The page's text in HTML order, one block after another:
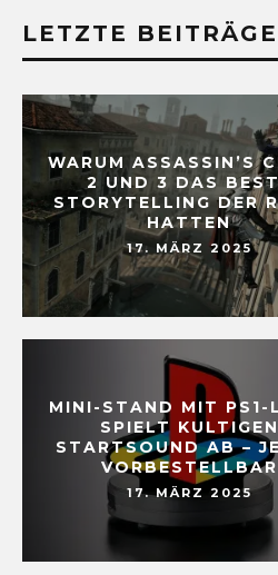
LETZTE BEITRÄGE
WARUM ASSASSIN’S
2 UND 3 DAS
STORYTELLING DER
HATTEN
17. MÄRZ 2025
MINI-STAND MIT PS1-
SPIELT KULTIGEN
STARTSOUND AB –
VORBESTELLBAR
17. MÄRZ 2025